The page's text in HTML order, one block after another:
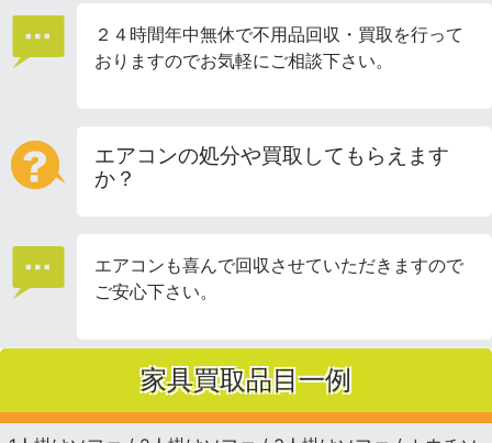
２４時間年中無休で不用品回収・買取を行って
おりますのでお気軽にご相談下さい。
エアコンの処分や買取してもらえます
か？
エアコンも喜んで回収させていただきますので
ご安心下さい。
家具買取品目一例